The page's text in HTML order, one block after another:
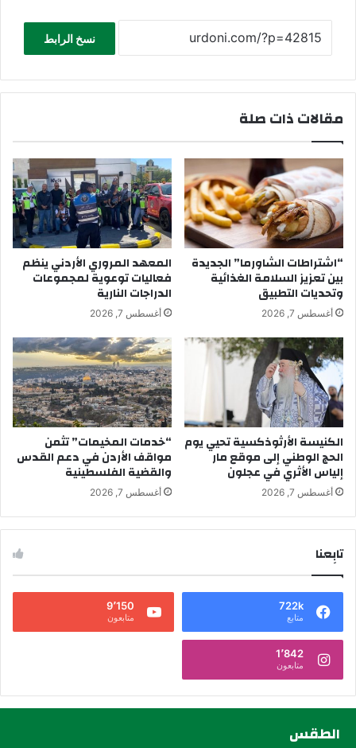
نسخ الرابط
مقالات ذات صلة
“اشتراطات الشاورما” الجديدة
بين تعزيز السلامة الغذائية
وتحديات التطبيق
أغسطس 7, 2026
المعهد المروري الأردني ينظم
فعاليات توعوية لمجموعات
الدراجات النارية
أغسطس 7, 2026
الكنيسة الأرثوذكسية تحيي يوم
الحج الوطني إلى موقع مار
إلياس الأثري في عجلون
أغسطس 7, 2026
“خدمات المخيمات” تثمن
مواقف الأردن في دعم القدس
والقضية الفلسطينية
أغسطس 7, 2026
تابِعنا
722k
متابع
9٬150
متابعون
1٬842
متابعون
الطقس